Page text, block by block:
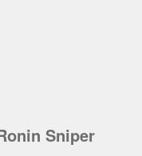
Sniper